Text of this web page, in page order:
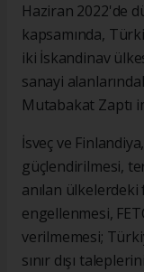
Haziran 2022'de
kapsamında,
iki İskandinav
sanayi
Mutabakat Zaptı
İsveç ve
güçlendirilmesi,
anılan
engellenmesi,
verilmemesi;
sınır dışı